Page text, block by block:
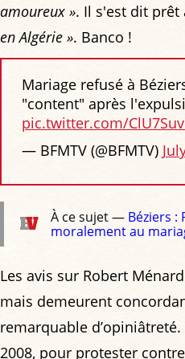
amoureux ». Il s'est dit prêt
en Algérie ». Banco !
Mariage refusé à
"content" après
pic.twitter.com/
— BFMTV (@BFMTV)
À ce sujet — Béziers :
moralement au
Les avis sur Robert
mais demeurent
remarquable
2008, pour protester